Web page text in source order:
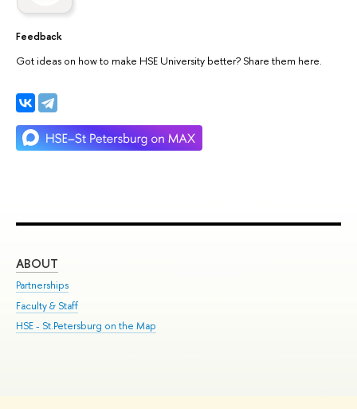
Feedback
Got ideas on how to make HSE University better? Share them here.
ABOUT
Partnerships
Faculty & Staff
HSE - St.Petersburg on the Map